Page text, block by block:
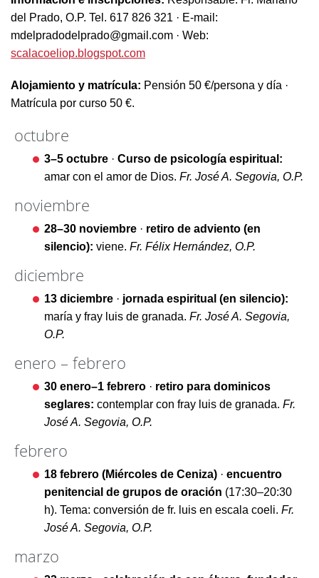
del Prado, O.P. Tel. 617 826 321 · E-mail:
mdelpradodelprado@gmail.com · Web:
scalacoeliop.blogspot.com
Alojamiento y matrícula: Pensión 50 €/persona y día ·
Matrícula por curso 50 €.
octubre
3–5 octubre · Curso de psicología espiritual:
amar con el amor de Dios. Fr. José A. Segovia, O.P.
noviembre
28–30 noviembre · retiro de adviento (en
silencio): viene. Fr. Félix Hernández, O.P.
diciembre
13 diciembre · jornada espiritual (en silencio):
maría y fray luis de granada. Fr. José A. Segovia,
O.P.
enero – febrero
30 enero–1 febrero · retiro para dominicos
seglares: contemplar con fray luis de granada. Fr.
José A. Segovia, O.P.
febrero
18 febrero (Miércoles de Ceniza) · encuentro
penitencial de grupos de oración (17:30–20:30
h). Tema: conversión de fr. luis en escala coeli. Fr.
José A. Segovia, O.P.
marzo